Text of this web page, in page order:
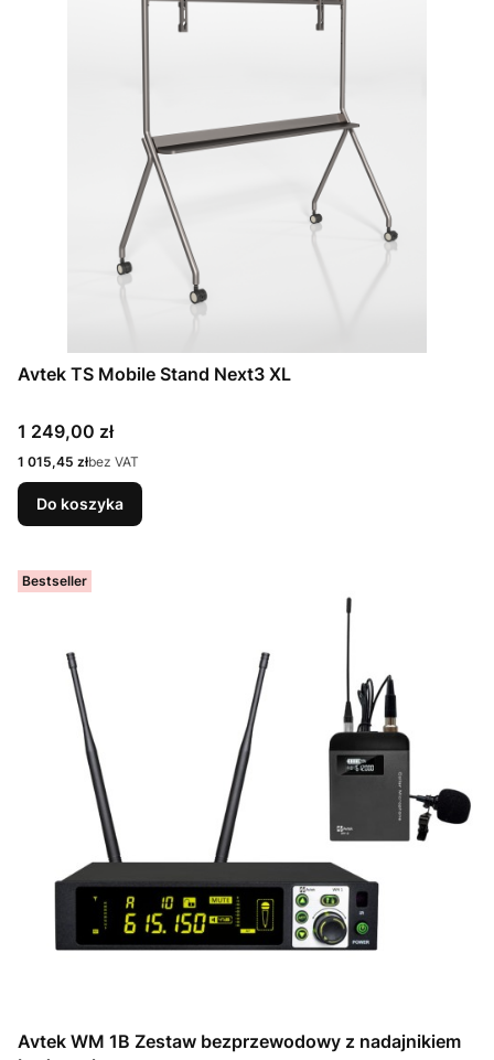
Avtek TS Mobile Stand Next3 XL
Cena
1 249,00 zł
Cena
1 015,45 złbez VAT
Do koszyka
Bestseller
Avtek WM 1B Zestaw bezprzewodowy z nadajnikiem